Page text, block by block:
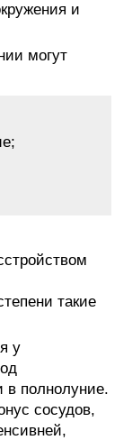
и
могут
такие
у
в полнолуние.
сосудов,